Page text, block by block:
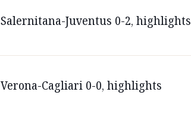
Salernitana-Juventus 0-2, highlights
Verona-Cagliari 0-0, highlights